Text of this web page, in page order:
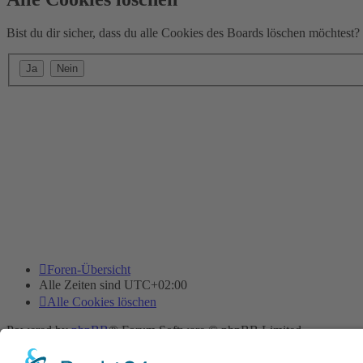
Bist du dir sicher, dass du alle Cookies des Boards löschen möchtest?
Foren-Übersicht
Alle Zeiten sind UTC+02:00
Alle Cookies löschen
Powered byphpBB® Forum Software © phpBB Limited
Deutsche Übersetzung durch